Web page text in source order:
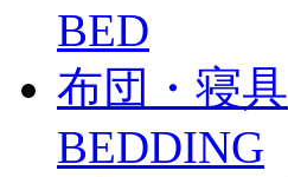
BED
布団・寝具
BEDDING